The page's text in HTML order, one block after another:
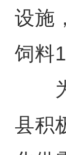
设施
饲料
为
县积